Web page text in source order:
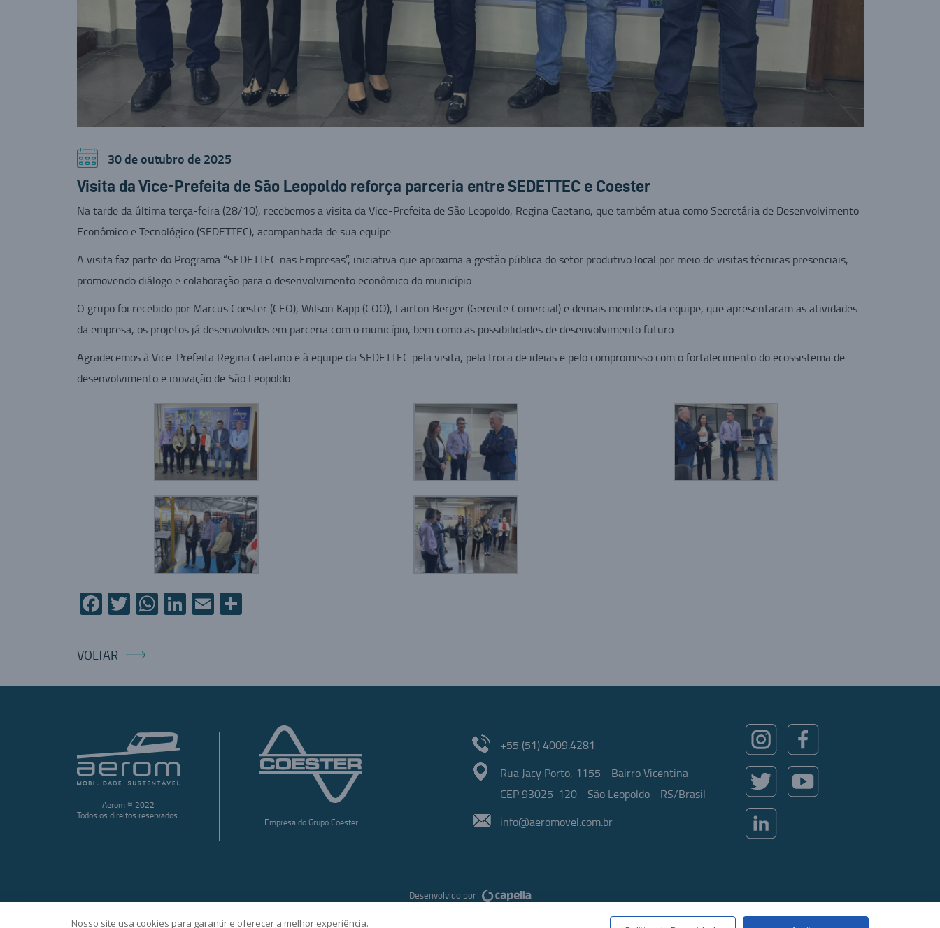
30 de outubro de 2025
Visita da Vice-Prefeita de São Leopoldo reforça parceria entre SEDETTEC e Coester
Na tarde da última terça-feira (28/10), recebemos a visita da Vice-Prefeita de São Leopoldo, Regina Caetano, que também atua como Secretária de Desenvolvimento
Econômico e Tecnológico (SEDETTEC), acompanhada de sua equipe.
A visita faz parte do Programa “SEDETTEC nas Empresas”, iniciativa que aproxima a gestão pública do setor produtivo local por meio de visitas técnicas presenciais,
promovendo diálogo e colaboração para o desenvolvimento econômico do município.
O grupo foi recebido por Marcus Coester (CEO), Wilson Kapp (COO), Lairton Berger (Gerente Comercial) e demais membros da equipe, que apresentaram as atividades
da empresa, os projetos já desenvolvidos em parceria com o município, bem como as possibilidades de desenvolvimento futuro.
Agradecemos à Vice-Prefeita Regina Caetano e à equipe da SEDETTEC pela visita, pela troca de ideias e pelo compromisso com o fortalecimento do ecossistema de
desenvolvimento e inovação de São Leopoldo.
Facebook
Twitter
WhatsApp
LinkedIn
EmailCompartilhar
VOLTAR
Aerom © 2022
Todos os direitos reservados.
Empresa do Grupo Coester
+55 (51) 4009.4281
Rua Jacy Porto, 1155 - Bairro Vicentina
CEP 93025-120 - São Leopoldo - RS/Brasil
info@aeromovel.com.br
Desenvolvido por
Nosso site usa cookies para garantir e oferecer a melhor experiência.